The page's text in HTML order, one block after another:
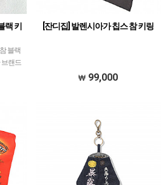
랙 키
블랙
브랜드
.제품
[잔디집] 발렌시아가 칩스 참 키링
99,000